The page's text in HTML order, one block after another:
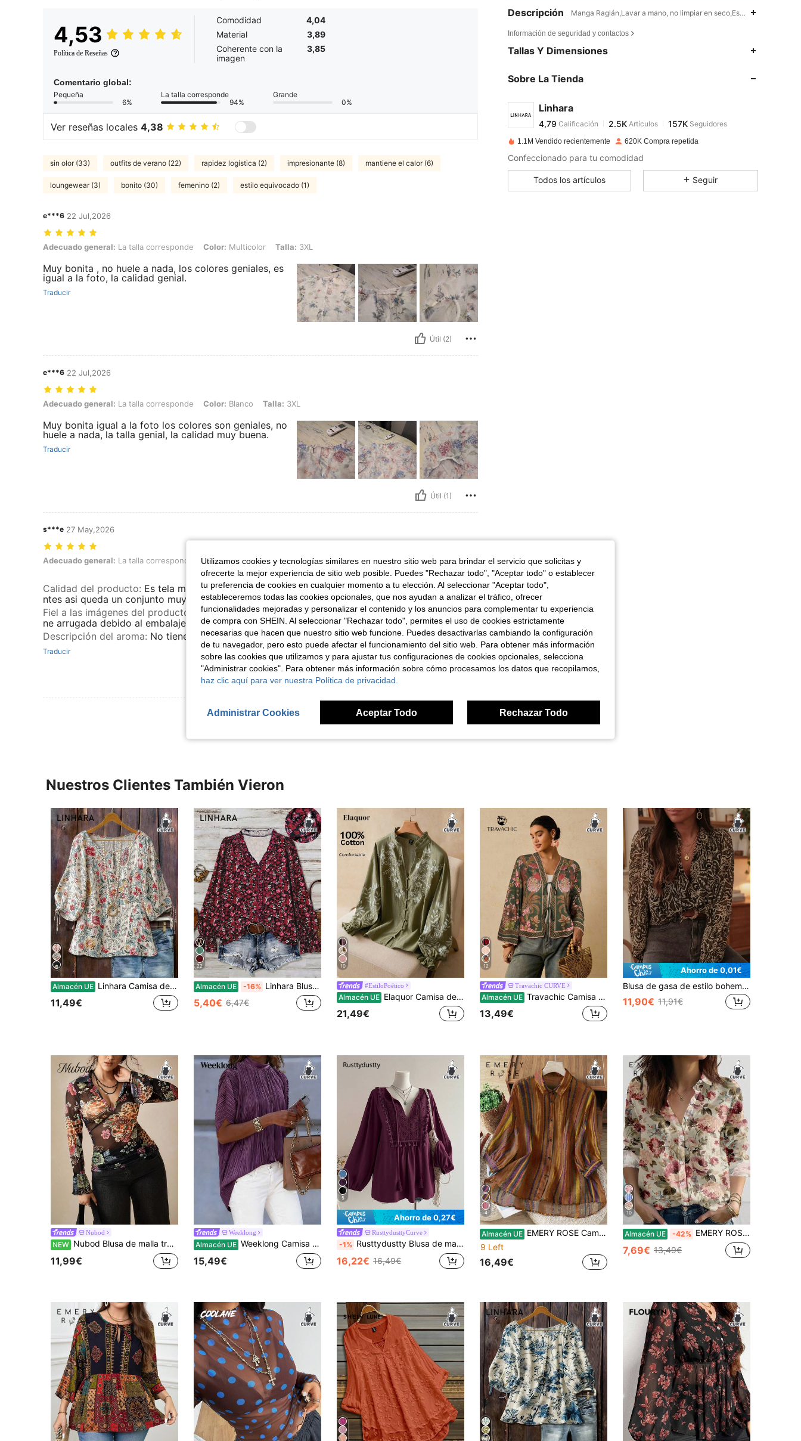
4,53
Política de Reseñas
Comodidad
4,04
Material
3,89
Coherente con la
imagen
3,85
Comentario global:
Pequeña
6%
La talla corresponde
94%
Grande
0%
Ver reseñas locales 4,38
sin olor (33) outfits de verano (22) rapidez logística (2) impresionante (8) mantiene el calor (6)
loungewear (3) bonito (30) femenino (2) estilo equivocado (1)
e***6 22 Jul,2026
Adecuado general: La talla corresponde, Color: Multicolor, Talla: 3XL
Adecuado general: La talla corresponde Color: Multicolor Talla: 3XL
Muy bonita , no huele a nada, los colores geniales, es
igual a la foto, la calidad genial.
Traducir
Útil (2)
e***6 22 Jul,2026
Adecuado general: La talla corresponde, Color: Blanco, Talla: 3XL
Adecuado general: La talla corresponde Color: Blanco Talla: 3XL
Muy bonita igual a la foto los colores son geniales, no
huele a nada, la talla genial, la calidad muy buena.
Traducir
Útil (1)
s***e 27 May,2026
Adecuado general: La talla corresponde, Color: Multicolor, Talla: 2XL
Adecuado general: La talla corresponde Color:Multicolor Talla:2XL
Calidad del producto: Es tela muy fina y transparente queda muy bien con una camiseta de tira
ntes asi queda un conjunto muy elegante
Fiel a las imágenes del producto
Es tal cual se ve enla foto,solo hay que plancharla porque vie
ne arrugada debido al embalaje
Descripción del aroma: No tiene aroma a nada,lo cual es de agradecer
Traducir
Ver Más Reseñas
Descripción Manga Raglán,Lavar a mano, no limpiar en seco,Estampado Random
Información de seguridad y contactos
Tallas Y Dimensiones
Sobre La Tienda
Linhara
4,79
4,79 Calificación
g***zpagadoHace 1 día
4,79
1.1M Vendido recientemente 620K Compra repetida
Confeccionado para tu comodidad
Todos los artículos Seguir
Nuestros Clientes También Vieron
Almacén UE Linhara Camisa de manga corta holgada con estampado floral diminuto, estilo suave retro
11,49€
22
Almacén UE -16% Linhara Blusa holgada casual de manga larga con cuello en V, dobladillo con volantes y estampado floral, tela suave y cómoda, adecuada para uso diario, talla grande para mujer
5,40€ 6,47€
10
#EstiloPoético
Almacén UE Elaquor Camisa de manga larga con estampado floral de talla grande
21,49€
12
Travachic CURVE
Almacén UE Travachic Camisa con estampado de plantas y nudo delantero, talla grande, para vacaciones de otoño
13,49€
Ahorro de 0,01€
Blusa de gasa de estilo bohemio con estampado vintage, cuello con volantes, manga farol holgada, talla grande, para vacaciones, de Solstice Apparel
11,90€ 11,91€
Nubod
NEW Nubod Blusa de malla transparente con estampado floral para mujer de talla grande
11,99€
Weeklong
Almacén UE Weeklong Camisa casual suelta con cuello pequeño, manga de murciélago y pliegues para mujer talla grande, para primavera/verano
15,49€
5
Ahorro de 0,27€
RusttydusttyCurve
-1% Rusttydustty Blusa de manga larga con encaje bohemio, patchwork y ribete de borlas en color púrpura ciruela, estilo casual elegante vintage, adecuada para otoño y Halloween
16,22€ 16,49€
4
Almacén UE EMERY ROSE Camisa de manga larga a rayas cómoda para uso casual y oficina para mujeres de talla grande
9 Left
16,49€
10
Almacén UE -42% EMERY ROSE Camisa con aspecto de lino con estampado floral vintage, blusa floral para mujer, camisa con flores de peonía, camisa romántica de verano, regalo para mujeres
7,69€ 13,49€
Utilizamos cookies y tecnologías similares en nuestro sitio web para brindar el servicio que solicitas y
ofrecerte la mejor experiencia de sitio web posible. Puedes "Rechazar todo", "Aceptar todo" o establecer
tu preferencia de cookies en cualquier momento a tu elección. Al seleccionar "Aceptar todo",
estableceremos todas las cookies opcionales, que nos ayudan a analizar el tráfico, ofrecer
funcionalidades mejoradas y personalizar el contenido y los anuncios para complementar tu experiencia
de compra con SHEIN. Al seleccionar "Rechazar todo", permites el uso de cookies estrictamente
necesarias que hacen que nuestro sitio web funcione. Puedes desactivarlas cambiando la configuración
de tu navegador, pero esto puede afectar el funcionamiento del sitio web. Para obtener más información
sobre las cookies que utilizamos y para ajustar tus configuraciones de cookies opcionales, selecciona
"Administrar cookies". Para obtener más información sobre cómo procesamos los datos que recopilamos,
haz clic aquí para ver nuestra Política de privacidad.
Administrar Cookies Aceptar Todo Rechazar Todo